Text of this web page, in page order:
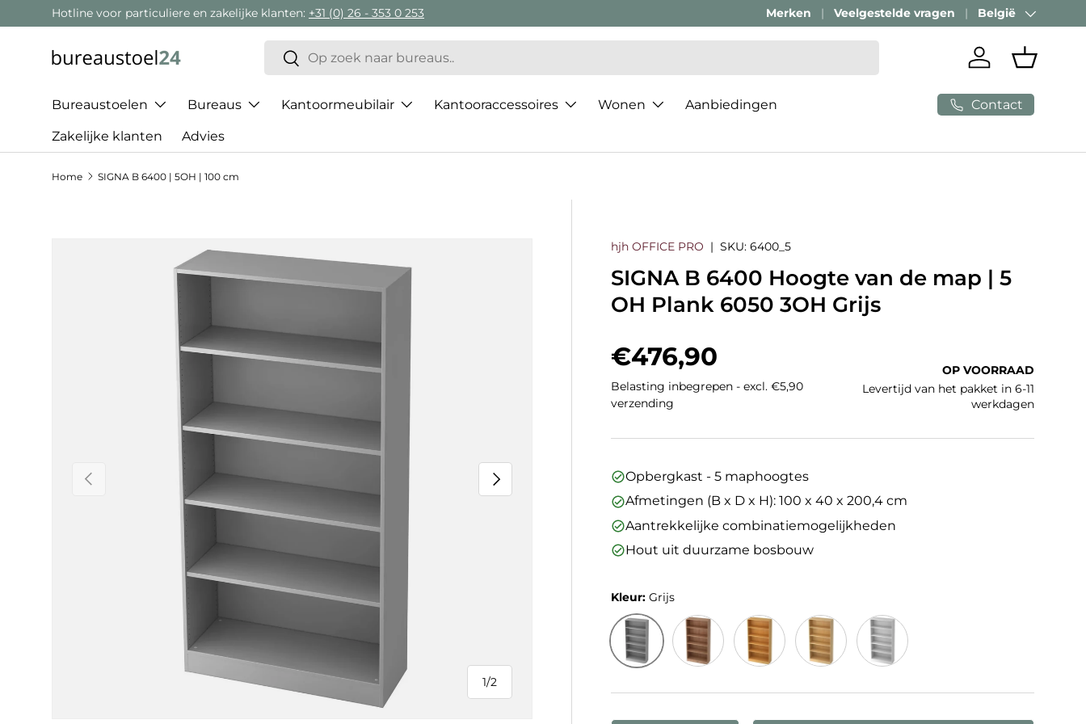
Ga naar inhoud
Hotline voor particuliere en zakelijke klanten: +31 (0) 26 - 353 0 253 Merken Veelgestelde vragen Land/Regio
België
Zoeken
Zoeken
InloggenMandje
Bureaustoelen Bureaus Kantoormeubilair Kantooraccessoires Wonen Aanbiedingen
Zakelijke klanten Advies
Contact
Home SIGNA B 6400 | 5OH | 100 cm
Ga direct naar productinformatie
Vorige
1/
van
2
Volgende
hjh OFFICE PRO |SKU: 6400_5
SIGNA B 6400 Hoogte van de map | 5
OH Plank 6050 3OH Grijs
Reguliere prijs
€476,90
Belasting inbegrepen - excl. €5,90
verzending
OP VOORRAAD
Levertijd van het pakket in 6-11
werkdagen
Opbergkast - 5 maphoogtes
Afmetingen (B x D x H): 100 x 40 x 200,4 cm
Aantrekkelijke combinatiemogelijkheden
Hout uit duurzame bosbouw
Kleur:Grijs
Grijs